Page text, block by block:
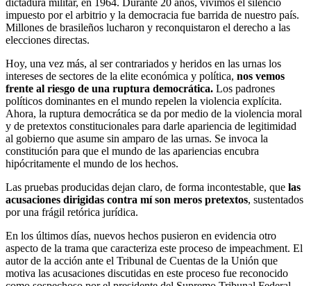
impuesto por el arbitrio y la democracia fue barrida de nuestro país.
Millones de brasileños lucharon y reconquistaron el derecho a las
elecciones directas.
Hoy, una vez más, al ser contrariados y heridos en las urnas los
intereses de sectores de la elite económica y política, nos vemos
frente al riesgo de una ruptura democrática. Los padrones
políticos dominantes en el mundo repelen la violencia explícita.
Ahora, la ruptura democrática se da por medio de la violencia moral
y de pretextos constitucionales para darle apariencia de legitimidad
al gobierno que asume sin amparo de las urnas. Se invoca la
constitución para que el mundo de las apariencias encubra
hipócritamente el mundo de los hechos.
Las pruebas producidas dejan claro, de forma incontestable, que las
acusaciones dirigidas contra mí son meros pretextos, sustentados
por una frágil retórica jurídica.
En los últimos días, nuevos hechos pusieron en evidencia otro
aspecto de la trama que caracteriza este proceso de impeachment. El
autor de la acción ante el Tribunal de Cuentas de la Unión que
motiva las acusaciones discutidas en este proceso fue reconocido